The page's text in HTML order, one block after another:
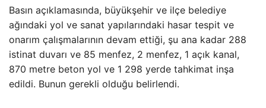
Basın açıklamasında, büyükşehir ve ilçe belediye
ağındaki yol ve sanat yapılarındaki hasar tespit ve
onarım çalışmalarının devam ettiği, şu ana kadar 288
istinat duvarı ve 85 menfez, 2 menfez, 1 açık kanal,
870 metre beton yol ve 1 298 yerde tahkimat inşa
edildi. Bunun gerekli olduğu belirlendi.